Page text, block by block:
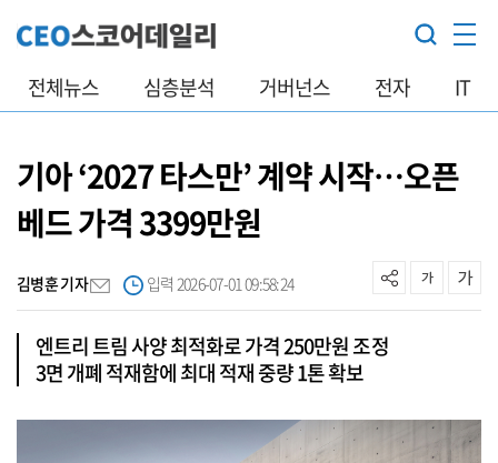
전체뉴스 심층분석 거버넌스 전자 IT
기아 ‘2027 타스만’ 계약 시작…오픈
베드 가격 3399만원
김병훈 기자 입력 2026-07-01 09:58:24
엔트리 트림 사양 최적화로 가격 250만원 조정
3면 개폐 적재함에 최대 적재 중량 1톤 확보